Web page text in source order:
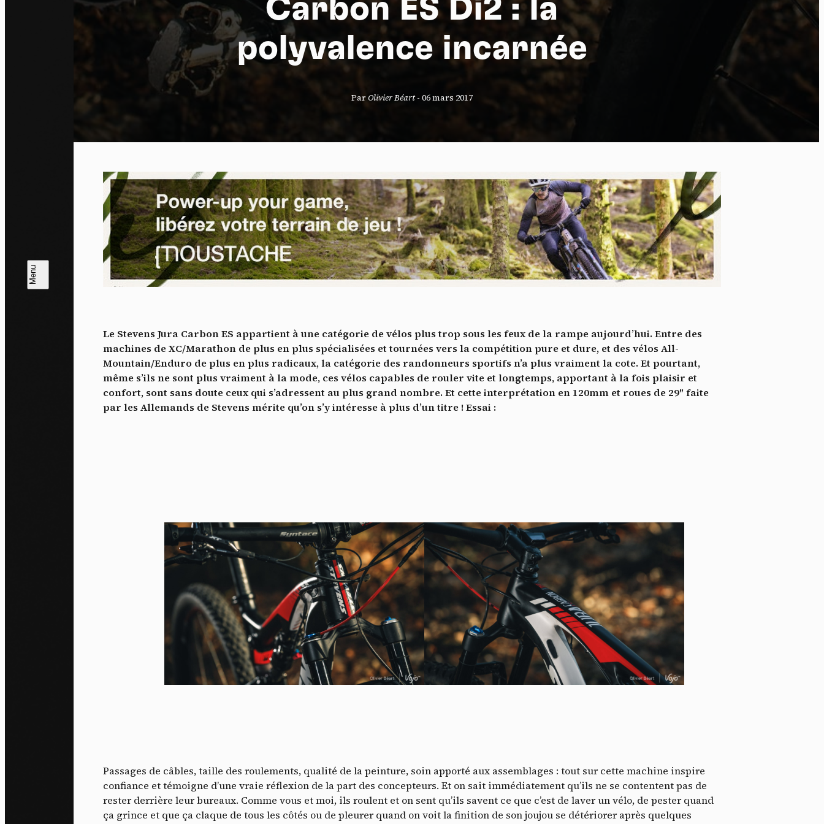
Carbon ES Di2 : la
polyvalence incarnée
ParOlivier Béart- 06 mars 2017
Le Stevens Jura Carbon ES appartient à une catégorie de vélos plus trop sous les feux de la rampe aujourd’hui. Entre des
machines de XC/Marathon de plus en plus spécialisées et tournées vers la compétition pure et dure, et des vélos All-
Mountain/Enduro de plus en plus radicaux, la catégorie des randonneurs sportifs n’a plus vraiment la cote. Et pourtant,
même s’ils ne sont plus vraiment à la mode, ces vélos capables de rouler vite et longtemps, apportant à la fois plaisir et
confort, sont sans doute ceux qui s’adressent au plus grand nombre. Et cette interprétation en 120mm et roues de 29″ faite
par les Allemands de Stevens mérite qu’on s’y intéresse à plus d’un titre ! Essai :
Passages de câbles, taille des roulements, qualité de la peinture, soin apporté aux assemblages : tout sur cette machine inspire
confiance et témoigne d’une vraie réflexion de la part des concepteurs. Et on sait immédiatement qu’ils ne se contentent pas de
rester derrière leur bureaux. Comme vous et moi, ils roulent et on sent qu’ils savent ce que c’est de laver un vélo, de pester quand
ça grince et que ça claque de tous les côtés ou de pleurer quand on voit la finition de son joujou se détériorer après quelques
J'accepte de recevoir cette lettre d'information et je comprends que je peux facilement me
désinscrire à tout moment
Je m’abonne
Panneau de gestion des cookies
Politique de confidentialité
Tout accepter Tout refuser
Vidéos
Vimeo interdit Ce service peut déposer 8 cookies.
Autoriser Interdire
YouTube interdit -Ce service peut déposer 4 cookies.
Autoriser Interdire